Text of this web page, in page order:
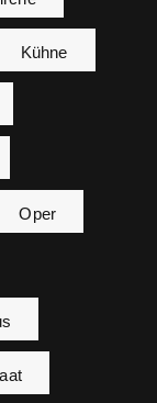
Kühne
Oper